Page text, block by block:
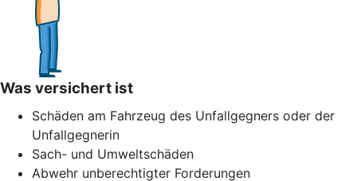
Was versichert ist
Schäden am Fahrzeug des Unfallgegners oder der
Unfallgegnerin
Sach- und Umweltschäden
Abwehr unberechtigter Forderungen